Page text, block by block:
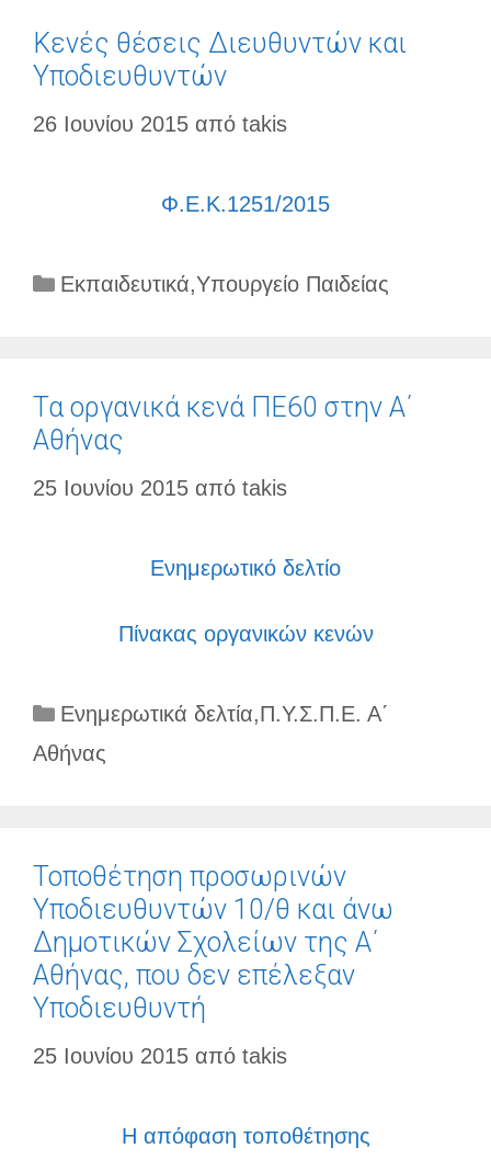
Κενές θέσεις Διευθυντών και
Υποδιευθυντών
26 Ιουνίου 2015 από takis
Φ.Ε.Κ.1251/2015
Κατηγορίες
Εκπαιδευτικά,Υπουργείο Παιδείας
Τα οργανικά κενά ΠΕ60 στην Α΄
Αθήνας
25 Ιουνίου 2015 από takis
Ενημερωτικό δελτίο
Πίνακας οργανικών κενών
Κατηγορίες
Ενημερωτικά δελτία,Π.Υ.Σ.Π.Ε. Α΄
Αθήνας
Τοποθέτηση προσωρινών
Υποδιευθυντών 10/θ και άνω
Δημοτικών Σχολείων της Α΄
Αθήνας, που δεν επέλεξαν
Υποδιευθυντή
25 Ιουνίου 2015 από takis
Η απόφαση τοποθέτησης